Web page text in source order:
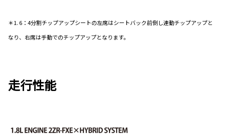
＊1. 6：4分割チップアップシートの左席はシートバック前倒し連動チップアップと
なり、右席は手動でのチップアップとなります。
走行性能